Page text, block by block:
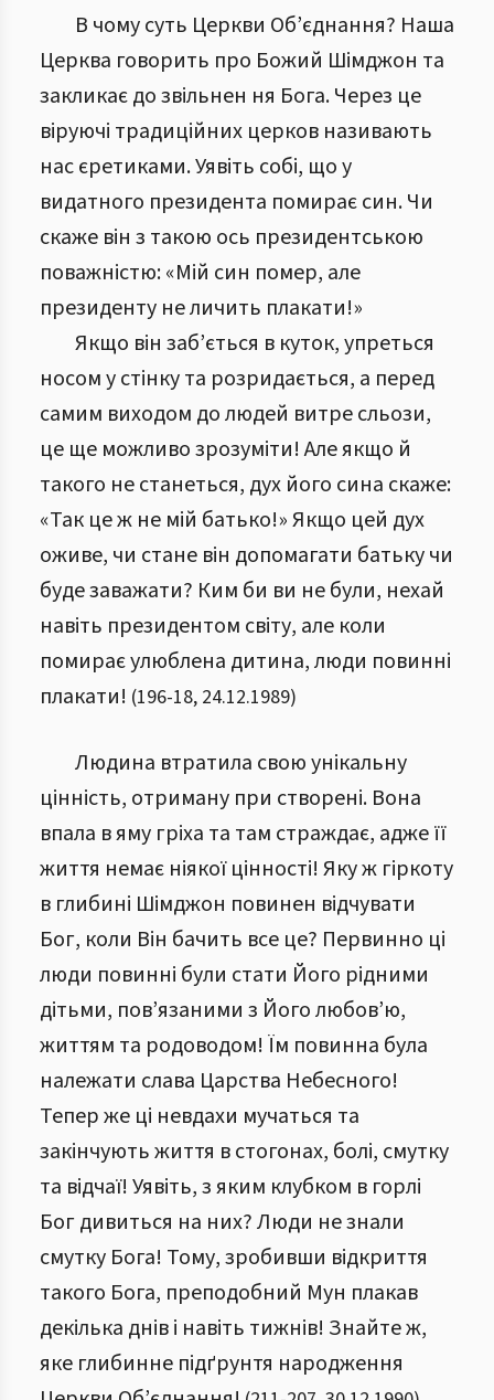
В чому суть Церкви Об’єднання? Наша
Церква говорить про Божий Шімджон та
закликає до звільнен ня Бога. Через це
віруючі традиційних церков називають
нас єретиками. Уявіть собі, що у
видатного президента помирає син. Чи
скаже він з такою ось президентською
поважністю: «Мій син помер, але
президенту не личить плакати!»
Якщо він заб’ється в куток, упреться
носом у стінку та розридається, а перед
самим виходом до людей витре сльози,
це ще можливо зрозуміти! Але якщо й
такого не станеться, дух його сина скаже:
«Так це ж не мій батько!» Якщо цей дух
оживе, чи стане він допомагати батьку чи
буде заважати? Ким би ви не були, нехай
навіть президентом світу, але коли
помирає улюблена дитина, люди повинні
плакати! (196-18, 24.12.1989)
Людина втратила свою унікальну
цінність, отриману при створені. Вона
впала в яму гріха та там страждає, адже її
життя немає ніякої цінності! Яку ж гіркоту
в глибині Шімджон повинен відчувати
Бог, коли Він бачить все це? Первинно ці
люди повинні були стати Його рідними
дітьми, пов’язаними з Його любов’ю,
життям та родоводом! Їм повинна була
належати слава Царства Небесного!
Тепер же ці невдахи мучаться та
закінчують життя в стогонах, болі, смутку
та відчаї! Уявіть, з яким клубком в горлі
Бог дивиться на них?Люди не знали
смутку Бога! Тому, зробивши відкриття
такого Бога, преподобний Мун плакав
декілька днів і навіть тижнів! Знайте ж,
яке глибинне підґрунтя народження